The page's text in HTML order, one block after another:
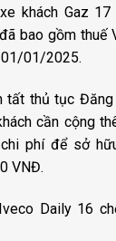
khách Gaz
bao gồm thuế
01/01/2025.
tất thủ tục
cần cộng
phí để sở
VNĐ.
Daily 16